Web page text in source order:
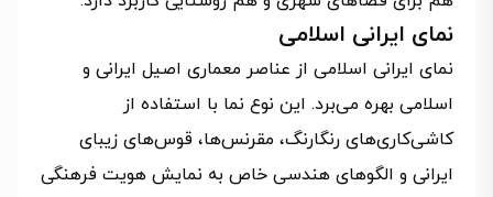
نمای ایرانی اسلامی
نمای ایرانی اسلامی از عناصر معماری اصیل ایرانی و
اسلامی بهره می‌برد. این نوع نما با استفاده از
کاشی‌کاری‌های رنگارنگ، مقرنس‌ها، قوس‌های زیبای
ایرانی و الگوهای هندسی خاص به نمایش هویت فرهنگی